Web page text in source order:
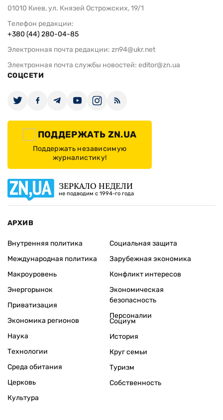
01010 Киев, ул. Князей Острожских, 19/1
Телефон редакции:
+380 (44) 280-04-85
Электронная почта редакции: zn94@ukr.net
Электронная почта службы новостей: editor@zn.ua
СОЦСЕТИ
ПОДДЕРЖАТЬ ZN.UA
Поддержать независимую
журналистику!
ЗЕРКАЛО НЕДЕЛИ
не подводим с 1994-го года
АРХИВ
Внутренняя политика
Международная политика
Макроуровень
Энергорынок
Приватизация
Экономика регионов
Социальная защита
Зарубежная экономика
Конфликт интересов
Экономическая
безопасность
Персоналии
Наука
Технологии
Среда обитания
Церковь
Культура
Социум
История
Круг семьи
Туризм
Собственность